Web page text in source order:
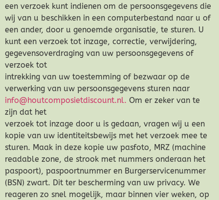
een verzoek kunt indienen om de persoonsgegevens die
wij van u beschikken in een computerbestand naar u of
een ander, door u genoemde organisatie, te sturen. U
kunt een verzoek tot inzage, correctie, verwijdering,
gegevensoverdraging van uw persoonsgegevens of
verzoek tot
intrekking van uw toestemming of bezwaar op de
verwerking van uw persoonsgegevens sturen naar
info@houtcomposietdiscount.nl. Om er zeker van te
zijn dat het
verzoek tot inzage door u is gedaan, vragen wij u een
kopie van uw identiteitsbewijs met het verzoek mee te
sturen. Maak in deze kopie uw pasfoto, MRZ (machine
readable zone, de strook met nummers onderaan het
paspoort), paspoortnummer en Burgerservicenummer
(BSN) zwart. Dit ter bescherming van uw privacy. We
reageren zo snel mogelijk, maar binnen vier weken, op